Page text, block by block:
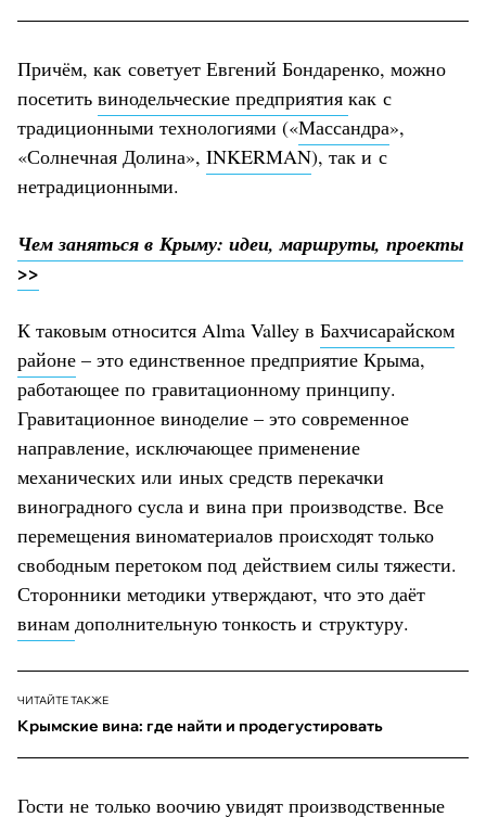
Причём, как советует Евгений Бондаренко, можно
посетить винодельческие предприятия как с
традиционными технологиями («Массандра»,
«Солнечная Долина», INKERMAN), так и с
нетрадиционными.
Чем заняться в Крыму: идеи, маршруты, проекты
>>
К таковым относится Alma Valley в Бахчисарайском
районе – это единственное предприятие Крыма,
работающее по гравитационному принципу.
Гравитационное виноделие – это современное
направление, исключающее применение
механических или иных средств перекачки
виноградного сусла и вина при производстве. Все
перемещения виноматериалов происходят только
свободным перетоком под действием силы тяжести.
Сторонники методики утверждают, что это даёт
винам дополнительную тонкость и структуру.
ЧИТАЙТЕ ТАКЖЕ
Крымские вина: где найти и продегустировать
Гости не только воочию увидят производственные